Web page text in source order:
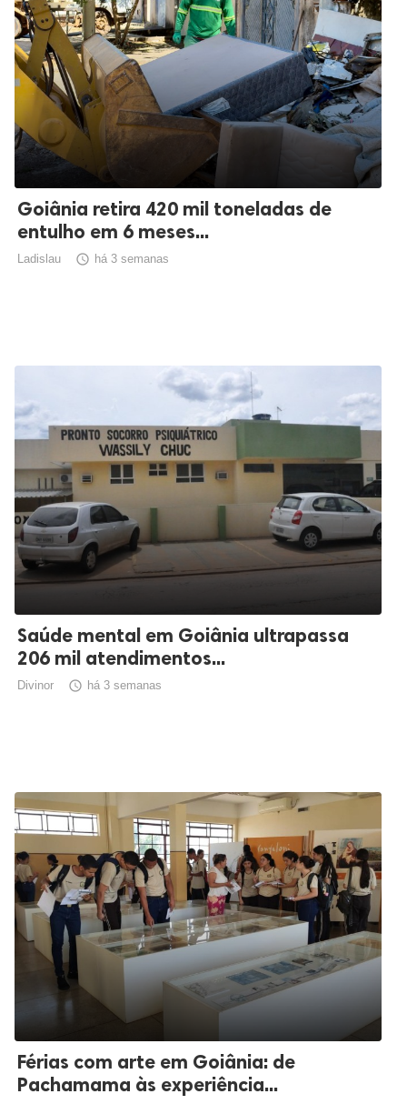
Goiânia retira 420 mil toneladas de
entulho em 6 meses...
Ladislau  há 3 semanas
Saúde mental em Goiânia ultrapassa
206 mil atendimentos...
Divinor  há 3 semanas
Férias com arte em Goiânia: de
Pachamama às experiência...